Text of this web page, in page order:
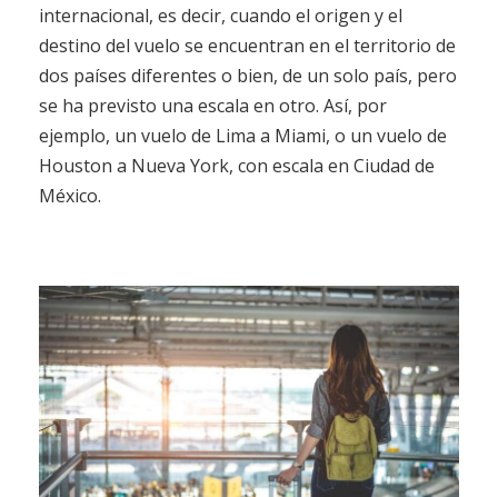
internacional, es decir, cuando el origen y el
destino del vuelo se encuentran en el territorio de
dos países diferentes o bien, de un solo país, pero
se ha previsto una escala en otro. Así, por
ejemplo, un vuelo de Lima a Miami, o un vuelo de
Houston a Nueva York, con escala en Ciudad de
México.